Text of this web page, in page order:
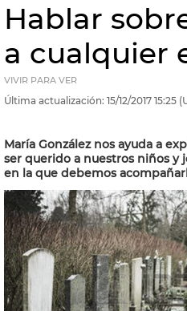
Hablar
a cualquier
VIVIR PARA VER
Última actualización: 15/12/2017 15:25
María González nos ayuda a
ser querido a nuestros niños y
en la que debemos